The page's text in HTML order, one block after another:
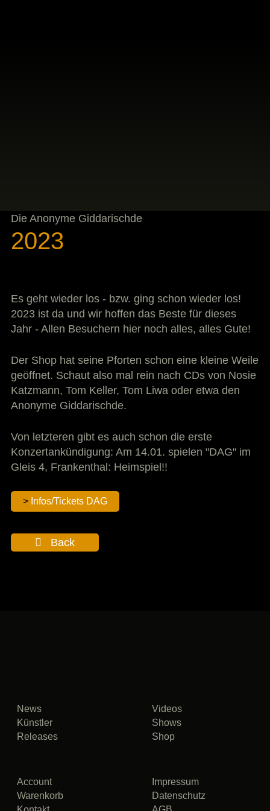
Die Anonyme Giddarischde
2023
Es geht wieder los - bzw. ging schon wieder los!
2023 ist da und wir hoffen das Beste für dieses
Jahr - Allen Besuchern hier noch alles, alles Gute!
Der Shop hat seine Pforten schon eine kleine Weile
geöffnet. Schaut also mal rein nach CDs von Nosie
Katzmann, Tom Keller, Tom Liwa oder etwa den
Anonyme Giddarischde.
Von letzteren gibt es auch schon die erste
Konzertankündigung: Am 14.01. spielen "DAG" im
Gleis 4, Frankenthal: Heimspiel!!
Infos/Tickets DAG
Back
News
Künstler
Releases
Videos
Shows
Shop
Account
Warenkorb
Impressum
Datenschutz